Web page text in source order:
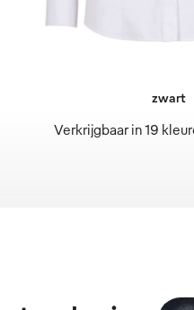
Verkrijgbaar in 19
zwart